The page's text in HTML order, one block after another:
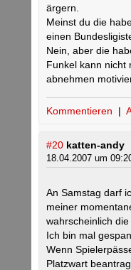
ärgern.
Meinst du die
einen
Nein, aber die
Funkel kann nicht
abnehmen
Kommentieren |
#20 katten-andy
18.04.2007 um
An Samstag darf
meiner
wahrscheinlich
Ich bin mal
Wenn
Platzwart